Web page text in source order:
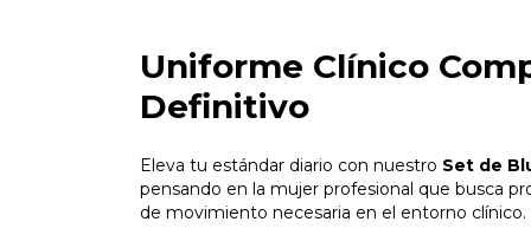
Uniforme Clínico
Definitivo
Eleva tu estándar diario con nuestro Set de
pensando en la mujer profesional que busca
de movimiento necesaria en el entorno clínico.